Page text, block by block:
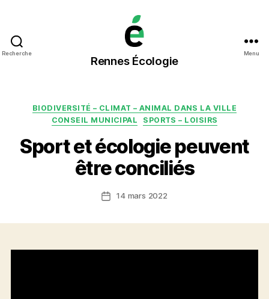
Recherche
Rennes
Écologie
Rennes Écologie
Menu
Catégories
BIODIVERSITÉ – CLIMAT – ANIMAL DANS LA VILLE
CONSEIL MUNICIPAL
SPORTS – LOISIRS
Sport et écologie peuvent
être conciliés
Date14 mars 2022